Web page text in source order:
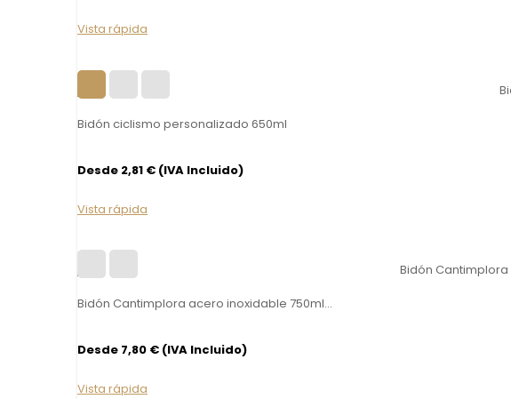
Vista rápida
Bidón ciclismo personalizado 650ml
Desde 2,81 € (IVA Incluido)
Vista rápida
Bidón Cantimplora acero inoxidable 750ml...
Desde 7,80 € (IVA Incluido)
Vista rápida